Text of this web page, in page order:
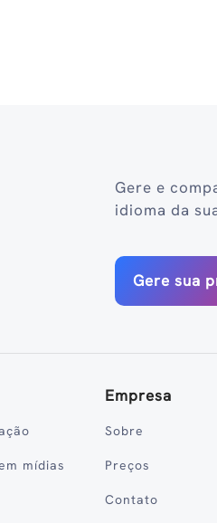
Gere e
idioma da
Gere sua
mídias
Empresa
Sobre
Preços
Contato